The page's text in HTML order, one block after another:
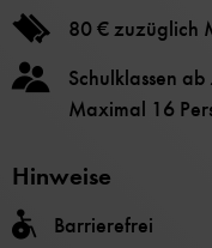
80 € zuzüglich
Schulklassen
Maximal 16
Hinweise
Barrierefrei